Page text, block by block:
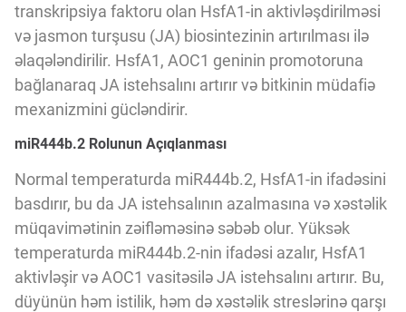
Innovasiya Bələdçisi
Gələcəyin Təhlili
Podkastlar
transkripsiya faktoru olan HsfA1-in aktivləşdirilməsi
və jasmon turşusu (JA) biosintezinin artırılması ilə
əlaqələndirilir. HsfA1, AOC1 geninin promotoruna
bağlanaraq JA istehsalını artırır və bitkinin müdafiə
mexanizmini gücləndirir.
miR444b.2 Rolunun Açıqlanması
Normal temperaturda miR444b.2, HsfA1-in ifadəsini
basdırır, bu da JA istehsalının azalmasına və xəstəlik
müqavimətinin zəifləməsinə səbəb olur. Yüksək
temperaturda miR444b.2-nin ifadəsi azalır, HsfA1
aktivləşir və AOC1 vasitəsilə JA istehsalını artırır. Bu,
düyünün həm istilik, həm də xəstəlik streslərinə qarşı